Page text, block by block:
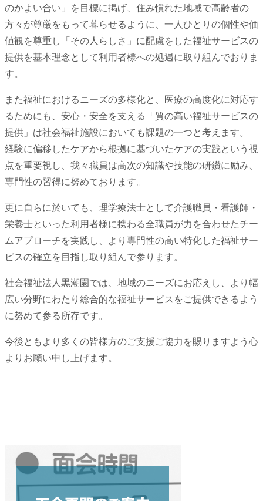
のかよい合い」を目標に掲げ、住み慣れた地域で高齢者の
方々が尊厳をもって暮らせるように、一人ひとりの個性や価
値観を尊重し「その人らしさ」に配慮をした福祉サービスの
提供を基本理念として利用者様への処遇に取り組んでおりま
す。
また福祉におけるニーズの多様化と、医療の高度化に対応す
るためにも、安心・安全を支える「質の高い福祉サービスの
提供」は社会福祉施設においても課題の一つと考えます。
経験に偏移したケアから根拠に基づいたケアの実践という視
点を重要視し、我々職員は高次の知識や技能の研鑽に励み、
専門性の習得に努めております。
更に自らに於いても、理学療法士として介護職員・看護師・
栄養士といった利用者様に携わる全職員が力を合わせたチー
ムアプローチを実践し、より専門性の高い特化した福祉サー
ビスの確立を目指し取り組んで参ります。
社会福祉法人黒潮園では、地域のニーズにお応えし、より幅
広い分野にわたり総合的な福祉サービスをご提供できるよう
に努めて参る所存です。
今後ともより多くの皆様方のご支援ご協力を賜りますよう心
よりお願い申し上げます。